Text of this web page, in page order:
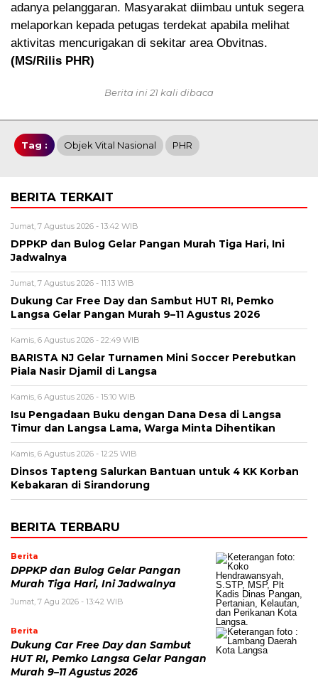
adanya pelanggaran. Masyarakat diimbau untuk segera
melaporkan kepada petugas terdekat apabila melihat
aktivitas mencurigakan di sekitar area Obvitnas.
(MS/Rilis PHR)
Berita ini 21 kali dibaca
Tag : Objek Vital Nasional PHR
BERITA TERKAIT
Jumat, 7 Agustus 2026 - 13:42 WIB
DPPKP dan Bulog Gelar Pangan Murah Tiga Hari, Ini
Jadwalnya
Jumat, 7 Agustus 2026 - 11:13 WIB
Dukung Car Free Day dan Sambut HUT RI, Pemko
Langsa Gelar Pangan Murah 9–11 Agustus 2026
Kamis, 6 Agustus 2026 - 22:49 WIB
BARISTA NJ Gelar Turnamen Mini Soccer Perebutkan
Piala Nasir Djamil di Langsa
Kamis, 6 Agustus 2026 - 15:10 WIB
Isu Pengadaan Buku dengan Dana Desa di Langsa
Timur dan Langsa Lama, Warga Minta Dihentikan
Kamis, 6 Agustus 2026 - 12:25 WIB
Dinsos Tapteng Salurkan Bantuan untuk 4 KK Korban
Kebakaran di Sirandorung
BERITA TERBARU
Berita
DPPKP dan Bulog Gelar Pangan
Murah Tiga Hari, Ini Jadwalnya
Jumat, 7 Agu 2026 - 13:42 WIB
Berita
Dukung Car Free Day dan Sambut
HUT RI, Pemko Langsa Gelar Pangan
Murah 9–11 Agustus 2026